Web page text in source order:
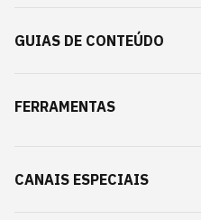
GUIAS DE CONTEÚDO
FERRAMENTAS
CANAIS ESPECIAIS